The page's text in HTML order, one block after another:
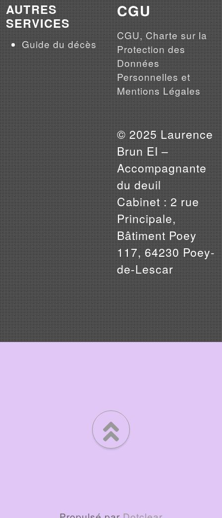
AUTRES
SERVICES
Guide du décès
CGU
CGU, Charte sur la
Protection des
Données
Personnelles et
Mentions Légales
© 2025 Laurence
Brun EI –
Accompagnante
du deuil
Cabinet : 2 rue
Principale,
Bâtiment Poey
117, 64230 Poey-
de-Lescar